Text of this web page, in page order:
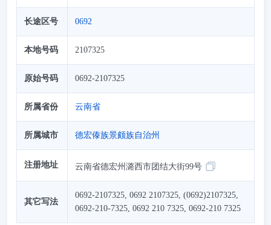
长途区号 0692
本地号码 2107325
原始号码 0692-2107325
所属省份 云南省
所属城市 德宏傣族景颇族自治州
注册地址 云南省德宏州潞西市团结大街99号
其它写法
0692-2107325, 0692 2107325, (0692)2107325,
0692-210-7325, 0692 210 7325, 0692-210 7325